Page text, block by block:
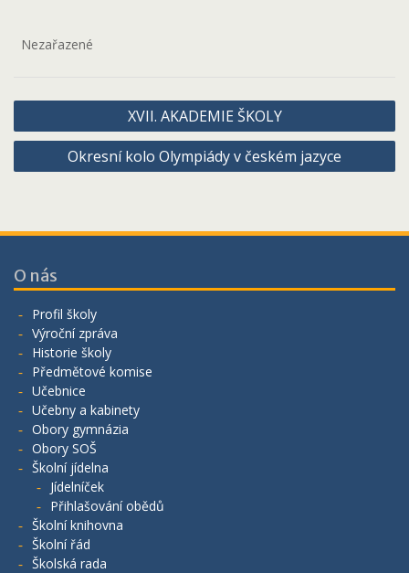
Nezařazené
Navigace
pro
příspěvek
XVII. AKADEMIE ŠKOLY
Okresní kolo Olympiády v českém jazyce
O nás
Profil školy
Výroční zpráva
Historie školy
Předmětové komise
Učebnice
Učebny a kabinety
Obory gymnázia
Obory SOŠ
Školní jídelna
Jídelníček
Přihlašování obědů
Školní knihovna
Školní řád
Školská rada